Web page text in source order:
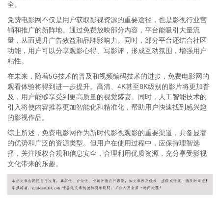
全。
免费电影网不仅是用户获取影视资源的重要途径，也是影视行业营
销和推广的新阵地。通过免费放映部分内容，平台能吸引大量流
量，从而提升广告效益和品牌影响力。同时，部分平台还结合社区
功能，用户可以分享观影心得、写影评，形成互动氛围，增强用户
粘性。
在未来，随着5G技术的普及和视频编码技术的进步，免费电影网的
观看体验将得到进一步提升。高清、4K甚至8K级别的影片将更加普
及，用户能够享受到更高质量的视觉盛宴。同时，人工智能技术的
引入将使内容推荐更加智能化和精准化，帮助用户快速找到感兴趣
的影视作品。
综上所述，免费电影网作为新时代影视观影的重要渠道，具备显著
的优势和广泛的资源类型。但用户在使用过程中，应保持理智选
择，关注版权合规和信息安全，合理利用优质资源，充分享受影视
文化带来的乐趣。